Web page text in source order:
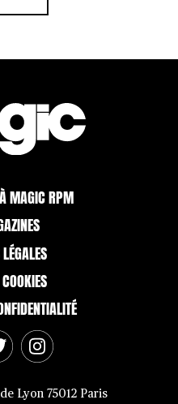
MAGIC RPM
Lyon 75012 Paris